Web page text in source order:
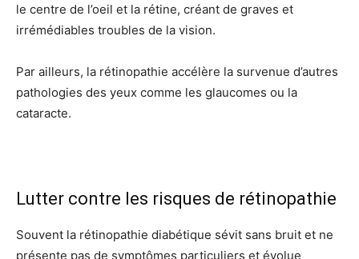
le centre de l’oeil et la rétine, créant de graves et
irrémédiables troubles de la vision.
Par ailleurs, la rétinopathie accélère la survenue d’autres
pathologies des yeux comme les glaucomes ou la
cataracte.
Lutter contre les risques de rétinopathie
Souvent la rétinopathie diabétique sévit sans bruit et ne
présente pas de symptômes particuliers et évolue